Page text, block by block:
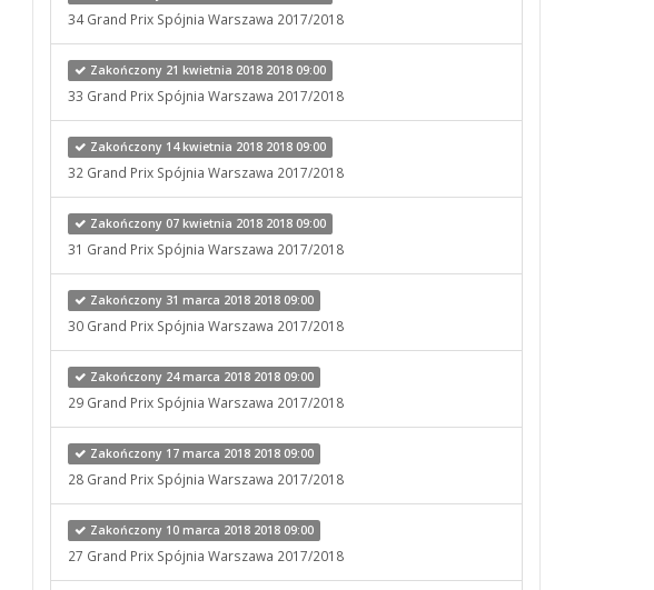
34 Grand Prix Spójnia Warszawa 2017/2018
Zakończony 21 kwietnia 2018 2018 09:00
33 Grand Prix Spójnia Warszawa 2017/2018
Zakończony 14 kwietnia 2018 2018 09:00
32 Grand Prix Spójnia Warszawa 2017/2018
Zakończony 07 kwietnia 2018 2018 09:00
31 Grand Prix Spójnia Warszawa 2017/2018
Zakończony 31 marca 2018 2018 09:00
30 Grand Prix Spójnia Warszawa 2017/2018
Zakończony 24 marca 2018 2018 09:00
29 Grand Prix Spójnia Warszawa 2017/2018
Zakończony 17 marca 2018 2018 09:00
28 Grand Prix Spójnia Warszawa 2017/2018
Zakończony 10 marca 2018 2018 09:00
27 Grand Prix Spójnia Warszawa 2017/2018